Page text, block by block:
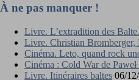
À ne pas manquer !
Livre. L’extradition des
Livre. Christian
Cinéma. Leto, quand rock
Cinéma : Cold War de
Livre. Itinéraires baltes 06/